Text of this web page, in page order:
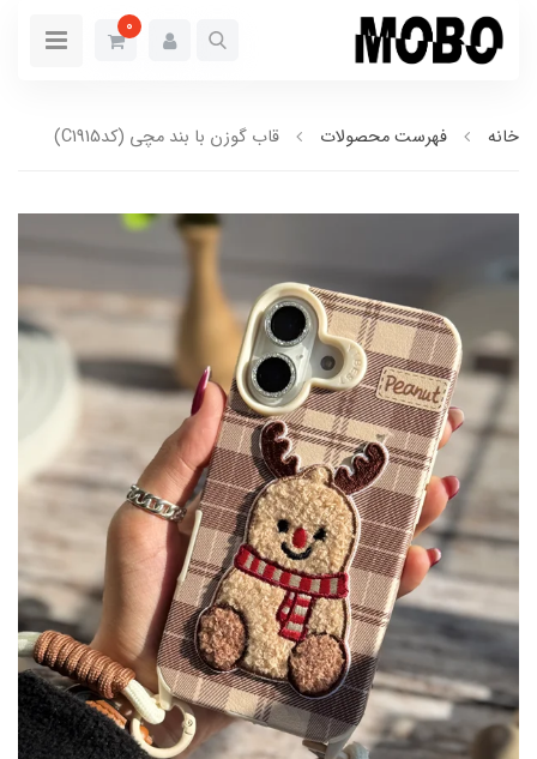
0
خانه فهرست محصولات قاب گوزن با بند مچی (کدC1915)